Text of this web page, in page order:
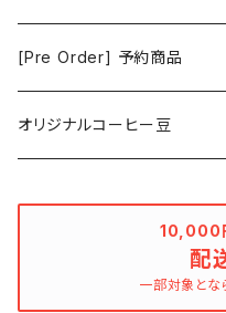
ゲーム
ミュージカル/音楽/ドキュメン
Hovvdy
Grouper
Bill Callahan
Phoebe Bridgers
[Pre Order] 予約商品
オリジナルコーヒー豆
10,000
配
一部対象とな